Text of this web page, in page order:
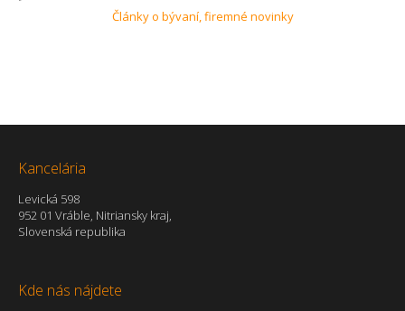
Články o bývaní, firemné novinky
Kancelária
Levická 598
952 01 Vráble, Nitriansky kraj,
Slovenská republika
Kde nás nájdete